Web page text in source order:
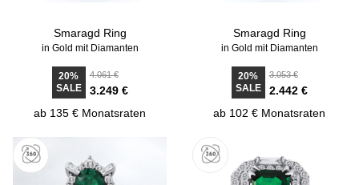
Smaragd Ring
in Gold mit Diamanten
20%
SALE
4.061 €
3.249 €
ab 135 € Monatsraten
Smaragd Ring
in Gold mit Diamanten
20%
SALE
3.053 €
2.442 €
ab 102 € Monatsraten